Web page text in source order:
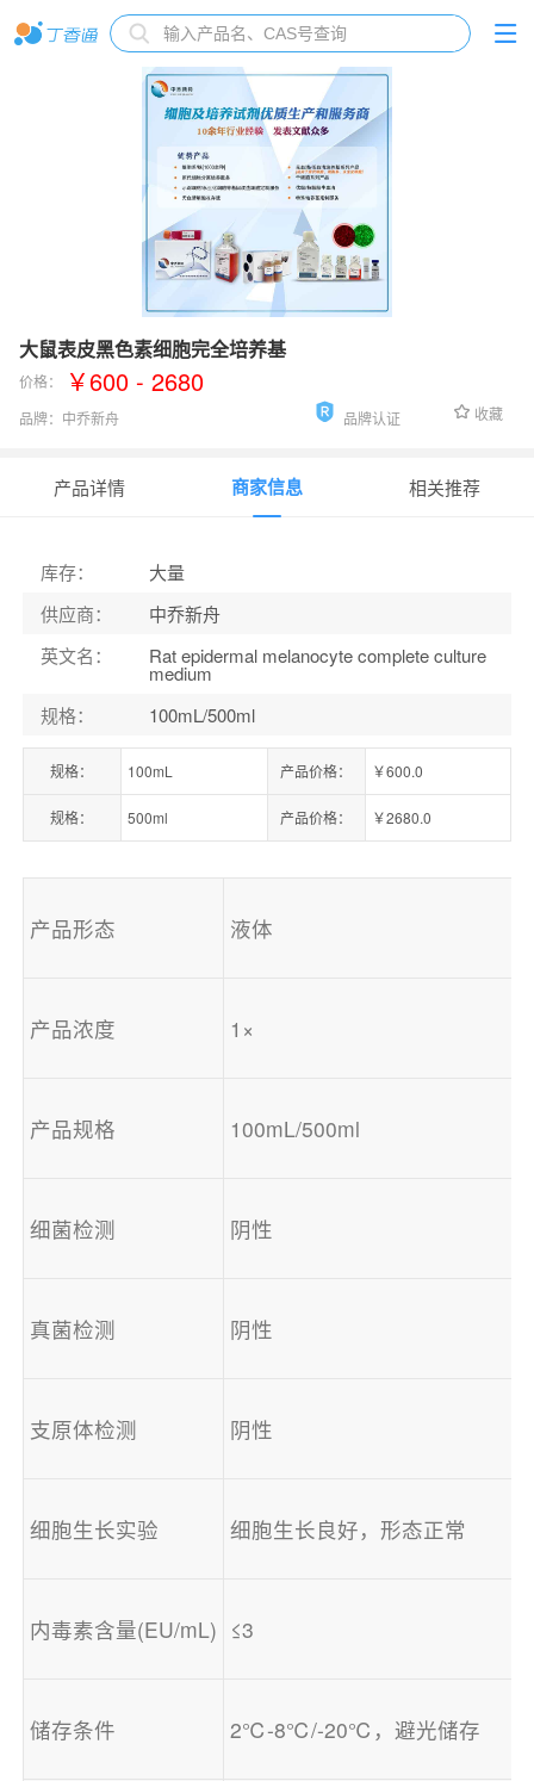
大鼠表皮黑色素细胞完全培养基
价格： ￥600 - 2680
品牌： 中乔新舟 品牌认证 收藏
产品详情 商家信息 相关推荐
库存：
大量
供应商：
中乔新舟
英文名： Rat epidermal melanocyte complete culture
medium
规格： 100mL/500ml
规格： 100mL 产品价格： ￥600.0
规格： 500ml 产品价格： ￥2680.0
产品形态 液体
产品浓度 1×
产品规格 100mL/500ml
细菌检测 阴性
真菌检测 阴性
支原体检测 阴性
细胞生长实验 细胞生长良好，形态正常
内毒素含量(EU/mL) ≤3
储存条件 2℃-8℃/-20℃，避光储存